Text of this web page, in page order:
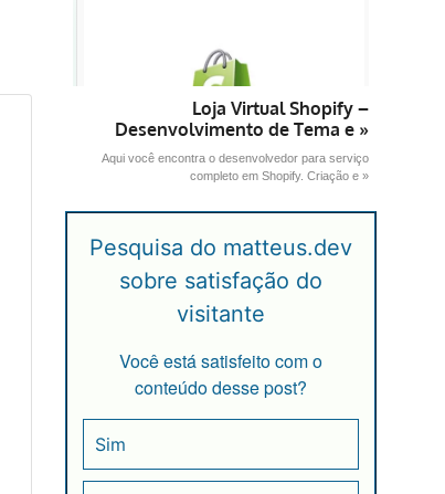
Loja Virtual Shopify –
Desenvolvimento de Tema e »
Aqui você encontra o desenvolvedor para serviço
completo em Shopify. Criação e »
Pesquisa do matteus.dev
sobre satisfação do
visitante
Você está satisfeito com o
conteúdo desse post?
Sim